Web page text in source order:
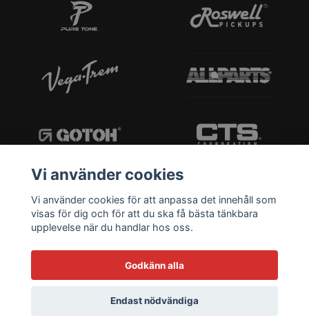
Vi använder cookies
Vi använder cookies för att anpassa det innehåll som
visas för dig och för att du ska få bästa tänkbara
upplevelse när du handlar hos oss.
Godkänn alla
Endast nödvändiga